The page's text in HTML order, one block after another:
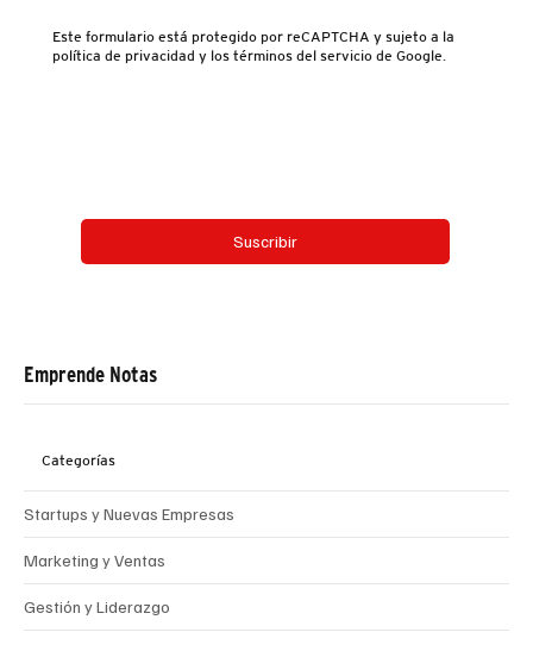
Suscribir
Este formulario está protegido por reCAPTCHA y sujeto a la
política de privacidad y los términos del servicio de Google.
Emprende Notas
Categorías
Startups y Nuevas Empresas
Marketing y Ventas
Gestión y Liderazgo